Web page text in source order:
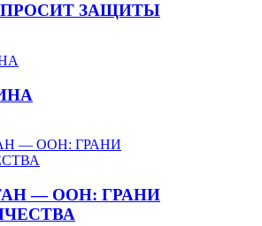
ЗАЩИТЫ
— ООН: ГРАНИ